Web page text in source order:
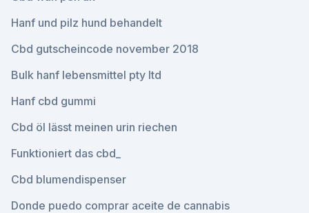
Hanf und pilz hund behandelt
Cbd gutscheincode november 2018
Bulk hanf lebensmittel pty ltd
Hanf cbd gummi
Cbd öl lässt meinen urin riechen
Funktioniert das cbd_
Cbd blumendispenser
Donde puedo comprar aceite de cannabis